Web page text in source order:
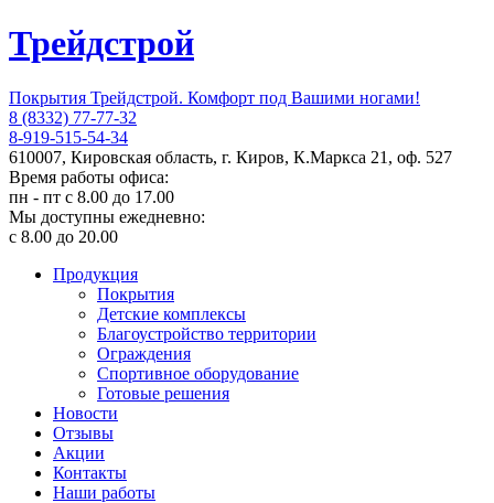
Трейдстрой
Покрытия Трейдстрой. Комфорт под Вашими ногами!
8 (8332) 77-77-32
8-919-515-54-34
610007, Кировская область, г. Киров, К.Маркса 21, оф. 527
Время работы офиса:
пн - пт с 8.00 до 17.00
Мы доступны ежедневно:
с 8.00 до 20.00
Продукция
Покрытия
Детские комплексы
Благоустройство территории
Ограждения
Спортивное оборудование
Готовые решения
Новости
Отзывы
Акции
Контакты
Наши работы